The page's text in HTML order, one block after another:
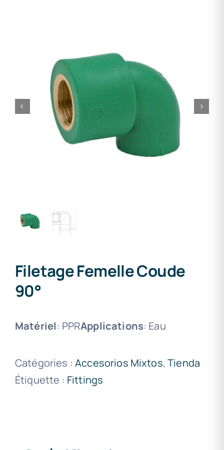
Filetage Femelle Coude
90°
Matériel: PPRApplications: Eau
Catégories :Accesorios Mixtos,Tienda
Étiquette : Fittings